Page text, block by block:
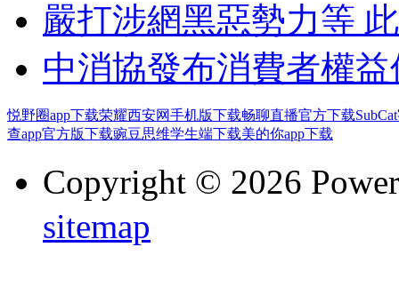
嚴打涉網黑惡勢力等
中消協發布消費者權
悦野圈app下载荣耀西安网手机版下载畅聊直播官方下载
查app官方版下载豌豆思维学生端下载美的你app下载
Copyright © 2026
sitemap